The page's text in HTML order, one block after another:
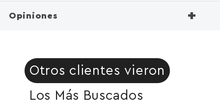
Opiniones +
Otros clientes vieron
Los Más Buscados